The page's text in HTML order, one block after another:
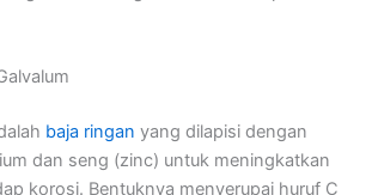
baja ringan yang dilapisi dengan
dan seng (zinc) untuk meningkatkan
korosi. Bentuknya menyerupai huruf C